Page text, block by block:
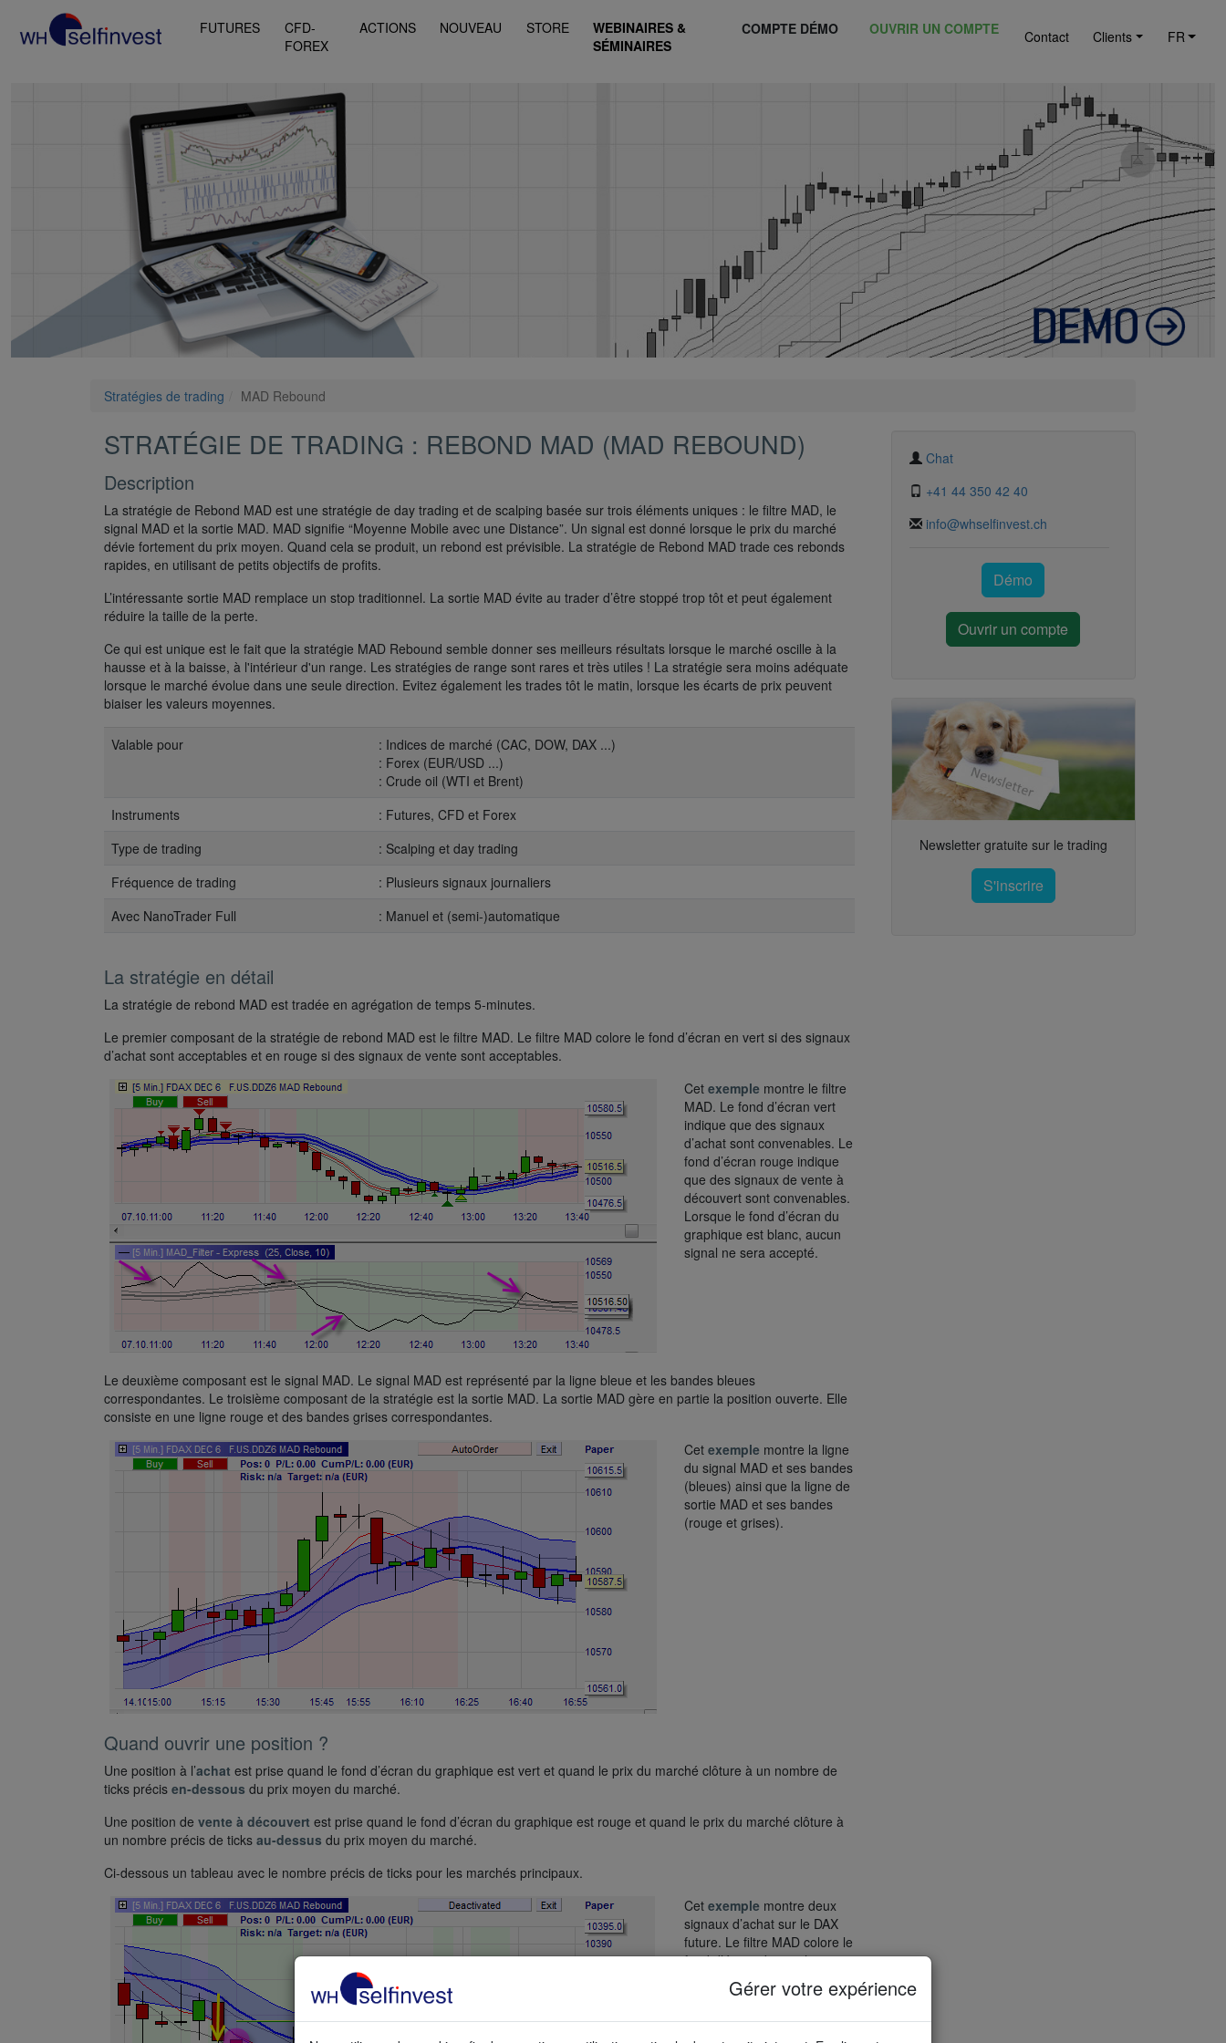
FUTURES
CFD-
FOREX
ACTIONS NOUVEAU STORE
WEBINAIRES &
SÉMINAIRES
COMPTE DÉMO OUVRIR UN COMPTE Contact Clients FR
Stratégies de trading MAD Rebound
Chat
+41 44 350 42 40
info@whselfinvest.ch
Démo
Ouvrir un compte
Newsletter gratuite sur le trading
S'inscrire
STRATÉGIE DE TRADING : REBOND MAD (MAD REBOUND)
Description
La stratégie de Rebond MAD est une stratégie de day trading et de scalping basée sur trois éléments uniques : le filtre MAD, le
signal MAD et la sortie MAD. MAD signifie “Moyenne Mobile avec une Distance”. Un signal est donné lorsque le prix du marché
dévie fortement du prix moyen. Quand cela se produit, un rebond est prévisible. La stratégie de Rebond MAD trade ces rebonds
rapides, en utilisant de petits objectifs de profits.
L’intéressante sortie MAD remplace un stop traditionnel. La sortie MAD évite au trader d’être stoppé trop tôt et peut également
réduire la taille de la perte.
Ce qui est unique est le fait que la stratégie MAD Rebound semble donner ses meilleurs résultats lorsque le marché oscille à la
hausse et à la baisse, à l'intérieur d'un range. Les stratégies de range sont rares et très utiles ! La stratégie sera moins adéquate
lorsque le marché évolue dans une seule direction. Evitez également les trades tôt le matin, lorsque les écarts de prix peuvent
biaiser les valeurs moyennes.
Valable pour
: Indices de marché (CAC, DOW, DAX ...)
: Forex (EUR/USD ...)
: Crude oil (WTI et Brent)
Instruments
: Futures, CFD et Forex
Type de trading
: Scalping et day trading
Fréquence de trading
: Plusieurs signaux journaliers
Avec NanoTrader Full
: Manuel et (semi-)automatique
La stratégie en détail
La stratégie de rebond MAD est tradée en agrégation de temps 5-minutes.
Le premier composant de la stratégie de rebond MAD est le filtre MAD. Le filtre MAD colore le fond d’écran en vert si des signaux
d’achat sont acceptables et en rouge si des signaux de vente sont acceptables.
Cet exemple montre le filtre
MAD. Le fond d’écran vert
indique que des signaux
d’achat sont convenables. Le
fond d’écran rouge indique
que des signaux de vente à
découvert sont convenables.
Lorsque le fond d’écran du
graphique est blanc, aucun
signal ne sera accepté.
Le deuxième composant est le signal MAD. Le signal MAD est représenté par la ligne bleue et les bandes bleues
correspondantes. Le troisième composant de la stratégie est la sortie MAD. La sortie MAD gère en partie la position ouverte. Elle
consiste en une ligne rouge et des bandes grises correspondantes.
Cet exemple montre la ligne
du signal MAD et ses bandes
(bleues) ainsi que la ligne de
sortie MAD et ses bandes
(rouge et grises).
Quand ouvrir une position ?
Une position à l’achat est prise quand le fond d’écran du graphique est vert et quand le prix du marché clôture à un nombre de
ticks précis en-dessous du prix moyen du marché.
Une position de vente à découvert est prise quand le fond d’écran du graphique est rouge et quand le prix du marché clôture à
un nombre précis de ticks au-dessus du prix moyen du marché.
Ci-dessous un tableau avec le nombre précis de ticks pour les marchés principaux.
Cet exemple montre deux
signaux d’achat sur le DAX
future. Le filtre MAD colore le
fond d’écran du graphique en
vert et le marché clôture 15
ticks en-dessous du prix
Gérer votre expérience